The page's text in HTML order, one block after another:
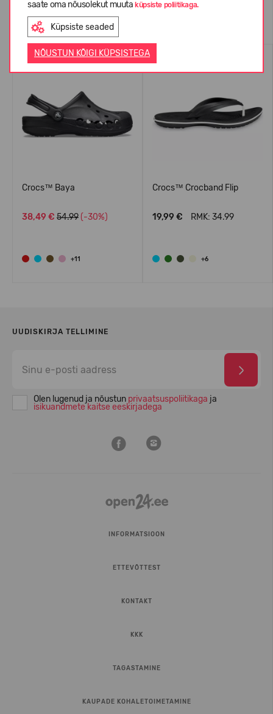
saate oma nõusolekut muutaküpsiste poliitikaga.
Küpsiste seaded
NÕUSTUN KÕIGI KÜPSISTEGA
Sarnased tooted
ENIMMÜÜDUD
Crocs™ Baya
38,49 € 54.99 (-30%)
+11
ENIMMÜÜDUD
Crocs™ Crocband Flip
19,99 € RMK: 34.99
+6
UUDISKIRJA TELLIMINE
Olen lugenud ja nõustun privaatsuspoliitikaga ja
isikuandmete kaitse eeskirjadega
INFORMATSIOON
ETTEVÕTTEST
KONTAKT
KKK
TAGASTAMINE
KAUPADE KOHALETOIMETAMINE